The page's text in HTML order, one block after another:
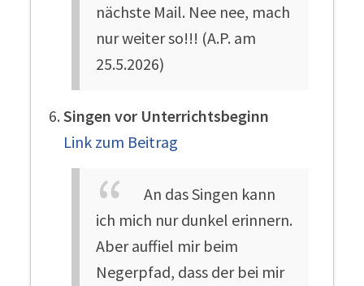
nächste Mail. Nee nee, mach
nur weiter so!!! (A.P. am
25.5.2026)
Singen vor Unterrichtsbeginn
Link zum Beitrag
An das Singen kann
ich mich nur dunkel erinnern.
Aber auffiel mir beim
Negerpfad, dass der bei mir